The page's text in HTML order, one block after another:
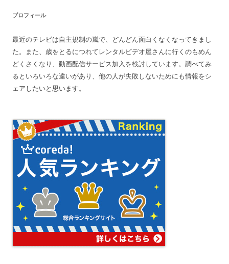
プロフィール
最近のテレビは自主規制の嵐で、どんどん面白くなくなってきまし
た。また、歳をとるにつれてレンタルビデオ屋さんに行くのもめん
どくさくなり、動画配信サービス加入を検討しています。調べてみ
るといろいろな違いがあり、他の人が失敗しないためにも情報をシ
ェアしたいと思います。